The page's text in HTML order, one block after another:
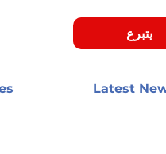
يتبرع
Latest